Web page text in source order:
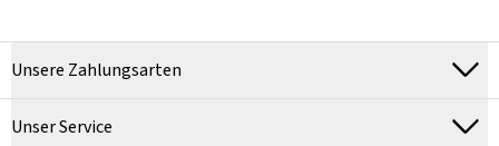
Unsere Zahlungsarten
Unser Service